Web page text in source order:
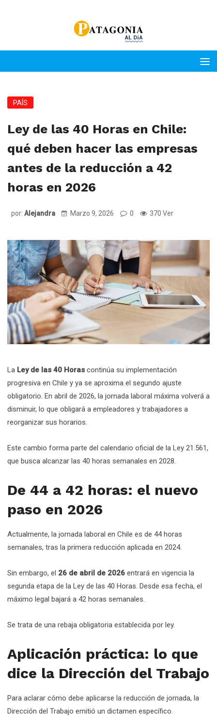
PAÍS
Ley de las 40 Horas en Chile:
qué deben hacer las empresas
antes de la reducción a 42
horas en 2026
por: Alejandra Marzo 9, 2026 0 370 Ver
La Ley de las 40 Horas continúa su implementación
progresiva en Chile y ya se aproxima el segundo ajuste
obligatorio. En abril de 2026, la jornada laboral máxima volverá a
disminuir, lo que obligará a empleadores y trabajadores a
reorganizar sus horarios.
Este cambio forma parte del calendario oficial de la Ley 21.561,
que busca alcanzar las 40 horas semanales en 2028.
De 44 a 42 horas: el nuevo
paso en 2026
Actualmente, la jornada laboral en Chile es de 44 horas
semanales, tras la primera reducción aplicada en 2024.
Sin embargo, el 26 de abril de 2026 entrará en vigencia la
segunda etapa de la Ley de las 40 Horas. Desde esa fecha, el
máximo legal bajará a 42 horas semanales.
Se trata de una rebaja obligatoria establecida por ley.
Aplicación práctica: lo que
dice la Dirección del Trabajo
Para aclarar cómo debe aplicarse la reducción de jornada, la
Dirección del Trabajo emitió un dictamen específico.